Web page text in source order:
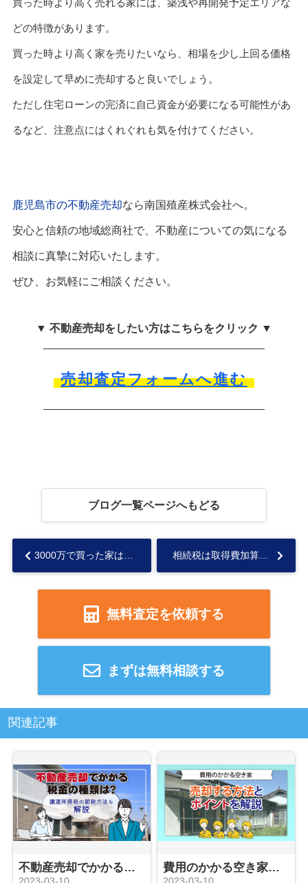
どの特徴があります。
買った時より高く家を売りたいなら、相場を少し上回る価格
を設定して早めに売却すると良いでしょう。
ただし住宅ローンの完済に自己資金が必要になる可能性があ
るなど、注意点にはくれぐれも気を付けてください。
鹿児島市の不動産売却なら南国殖産株式会社へ。
安心と信頼の地域総商社で、不動産についての気になる
相談に真摯に対応いたします。
ぜひ、お気軽にご相談ください。
▼ 不動産売却をしたい方はこちらをクリック ▼
売却査定フォームへ進む
ブログ一覧ページへもどる
無料査定を依頼する
まずは無料相談する
関連記事
不動産売却でかかる税金の種類は？譲渡所得税の節税方法も解説 費用のかかる空き家を売却する方法とポイントを解説